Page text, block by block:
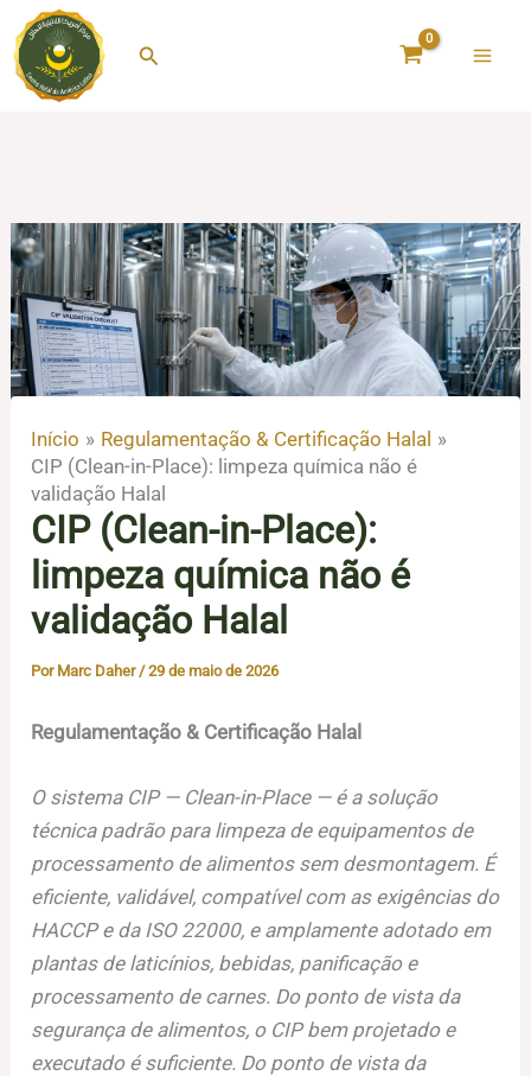
para
Pesquisar
Início
Regulamentação & Certificação Halal
CIP (Clean-in-Place): limpeza química não é
validação Halal
CIP (Clean-in-Place):
limpeza química não é
validação Halal
Por Marc Daher/29 de maio de 2026
Regulamentação & Certificação Halal
O sistema CIP — Clean-in-Place — é a solução
técnica padrão para limpeza de equipamentos de
processamento de alimentos sem desmontagem. É
eficiente, validável, compatível com as exigências do
HACCP e da ISO 22000, e amplamente adotado em
plantas de laticínios, bebidas, panificação e
processamento de carnes. Do ponto de vista da
segurança de alimentos, o CIP bem projetado e
executado é suficiente. Do ponto de vista da